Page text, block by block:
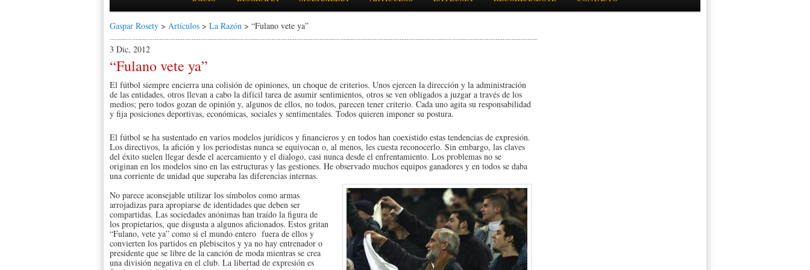
Gaspar Rosety > Artículos > La Razón > “Fulano vete ya”
3 Dic, 2012
“Fulano vete ya”
El fútbol siempre encierra una colisión de opiniones, un choque de criterios. Unos ejercen la dirección y la administración
de las entidades, otros llevan a cabo la difícil tarea de asumir sentimientos, otros se ven obligados a juzgar a través de los
medios; pero todos gozan de opinión y, algunos de ellos, no todos, parecen tener criterio. Cada uno agita su responsabilidad
y fija posiciones deportivas, económicas, sociales y sentimentales. Todos quieren imponer su postura.
El fútbol se ha sustentado en varios modelos jurídicos y financieros y en todos han coexistido estas tendencias de expresión.
Los directivos, la afición y los periodistas nunca se equivocan o, al menos, les cuesta reconocerlo. Sin embargo, las claves
del éxito suelen llegar desde el acercamiento y el dialogo, casi nunca desde el enfrentamiento. Los problemas no se
originan en los modelos sino en las estructuras y las gestiones. He observado muchos equipos ganadores y en todos se daba
una corriente de unidad que superaba las diferencias internas.
No parece aconsejable utilizar los símbolos como armas
arrojadizas para apropiarse de identidades que deben ser
compartidas. Las sociedades anónimas han traído la figura de
los propietarios, que disgusta a algunos aficionados. Estos gritan
“Fulano, vete ya” como si el mundo entero fuera de ellos y
convierten los partidos en plebiscitos y ya no hay entrenador o
presidente que se libre de la canción de moda mientras se crea
una división negativa en el club. La libertad de expresión es